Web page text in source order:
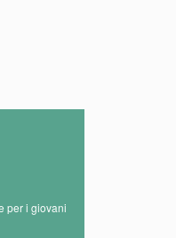
per i giovani